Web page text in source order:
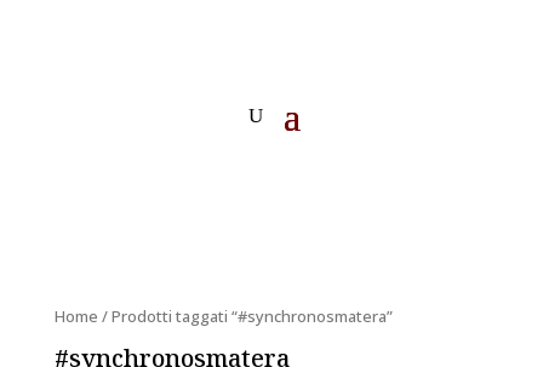
Home / Prodotti taggati “#synchronosmatera”
#synchronosmatera